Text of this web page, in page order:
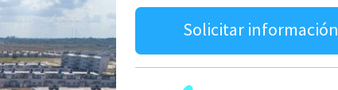
Solicitar información